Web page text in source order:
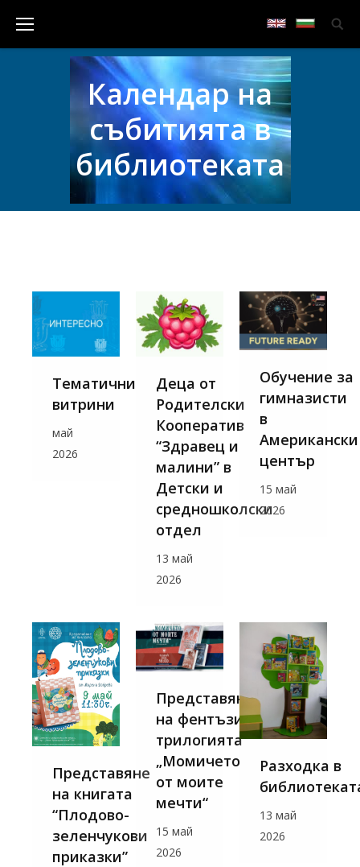
Календар на
събитията в
библиотеката
Тематични
витрини
май
2026
Деца от
Родителски
Кооператив
“Здравец и
малини” в
Детски и
средношколски
отдел
13 май
2026
Обучение за
гимназисти
в
Американски
център
15 май
2026
Представяне
на книгата
“Плодово-
зеленчукови
приказки”
Представяне
на фентъзи
трилогията
„Момичето
от моите
мечти“
15 май
2026
Разходка в
13 май
2026